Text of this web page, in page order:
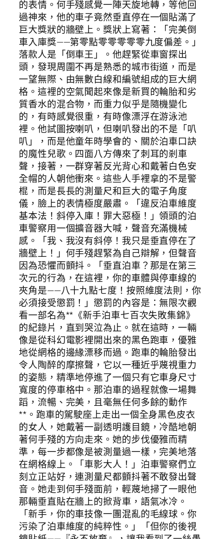
的表情。何手殘感覺一陣天旋地轉，等他回
過神來，他的車子竟然垂直停在一個貼滿了
巨大獎狀的牆壁上。獎狀上寫著：「完美倒
車入庫獎——第零點零零零零零九度偏差。」
落款人是「倒車王」。他趕緊從車窗探出
頭，發現周圍不再是熟悉的城市街道，而是
一望無際、由無數白線和編號組成的巨大網
格。這裡的空氣聞起來像是新買的輪胎和劣
質香水的混合物，而重力似乎是隨機變化
的，有時感覺很重，有時像漂浮在游泳池
裡。他試圖按喇叭，但喇叭發出的不是「叭
叭」，而是他童年時學會的、關於泊車口訣
的魔性兒歌。四面八方傳來了刺耳的剎車
聲，接著，一群穿著反光背心和戴著白色安
全帽的人朝他衝來。這些人手裡拿的不是警
棍，而是長長的測量尺和巨大的電子角度
儀，臉上的表情極度嚴肅。「違反泊車維度
基本法！斜停入庫！罪大惡極！」領頭的泊
車警察用一個擴音器大喊，聲音充滿機械
感。「我、我沒有斜停！我只是垂直停在了
牆壁上！」何手殘趕緊為自己辯解，但聲音
因為恐懼而顫抖。「垂直泊車？那是在第三
次元的行為，在這裡，你的車體與停車線的
夾角是——八十九點七度！按照維度法則，你
必須接受懲罰！」懲罰的內容是：無限次觀
看一部名為**《新手泊車七百次失敗集錦》
的紀錄片，直到哭泣為止。就在這時，一輛
像是從科幻電影裡開出來的黑色跑車，優雅
地從網格的邊緣漂移而過。跑車的輪胎發出
令人陶醉的摩擦聲，它以一種近乎蔑視重力
的姿態，精準地停進了一個只有它車身尺寸
寬度的停車格中。那泊車的過程就像一場舞
蹈，流暢、完美，且毫無任何多餘的動作
**。跑車的駕駛座上走出一個全身黑色皮衣
的女人，她戴著一副透明護目鏡，冷酷地朝
著何手殘的方向走來。她的步伐優雅而精
準，每一步都像是被測量過一樣，完美地落
在網格線上。「車影大人！」泊車警察們立
刻立正站好，連測量尺都顫抖著不敢發出聲
音。她走到何手殘面前，輕蔑地掃了一眼他
那輛垂直貼在牆上的掀背車，語氣冰冷。
「新手，你的車技像一團混亂的毛線球。你
污染了泊車維度的純粹性。」「但你的後視